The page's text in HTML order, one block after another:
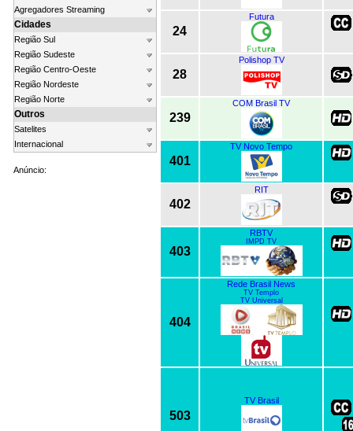
Agregadores Streaming
Cidades
Região Sul
Região Sudeste
Região Centro-Oeste
Região Nordeste
Região Norte
Outros
Satelites
Internacional
Anúncio:
24
Futura
28
Polishop TV
239
COM Brasil TV
401
TV Novo Tempo
402
RIT
403
RBTV
IMPD TV
404
Rede Brasil News
TV Templo
TV Universal
503
TV Brasil